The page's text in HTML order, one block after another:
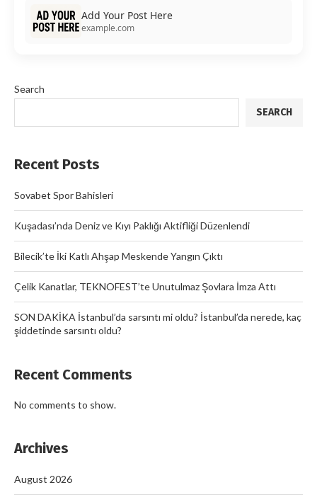
Add Your Post Here
example.com
Search
SEARCH
Recent Posts
Sovabet Spor Bahisleri
Kuşadası’nda Deniz ve Kıyı Paklığı Aktifliği Düzenlendi
Bilecik’te İki Katlı Ahşap Meskende Yangın Çıktı
Çelik Kanatlar, TEKNOFEST’te Unutulmaz Şovlara İmza Attı
SON DAKİKA İstanbul’da sarsıntı mi oldu? İstanbul’da nerede, kaç
şiddetinde sarsıntı oldu?
Recent Comments
No comments to show.
Archives
August 2026